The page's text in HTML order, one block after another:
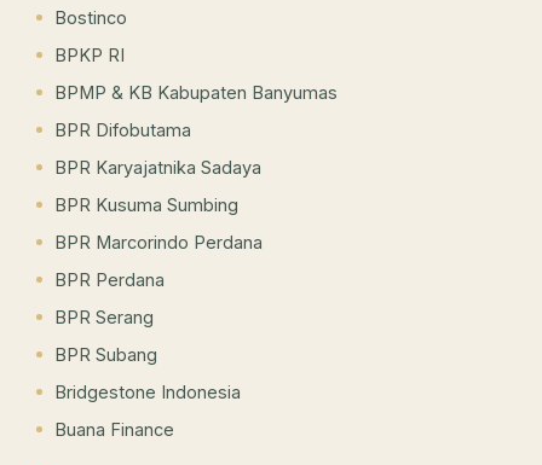
Bostinco
BPKP RI
BPMP & KB Kabupaten Banyumas
BPR Difobutama
BPR Karyajatnika Sadaya
BPR Kusuma Sumbing
BPR Marcorindo Perdana
BPR Perdana
BPR Serang
BPR Subang
Bridgestone Indonesia
Buana Finance